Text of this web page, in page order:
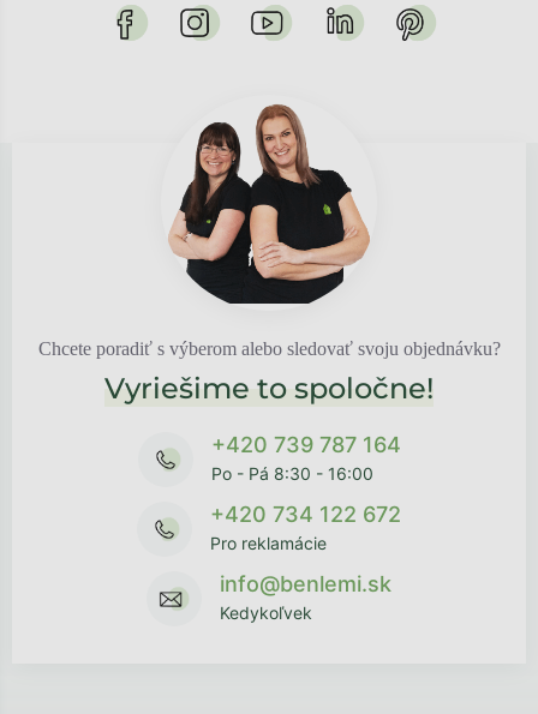
Chcete poradiť s výberom alebo sledovať svoju objednávku?
Vyriešime to spoločne!
+420 739 787 164
Po - Pá 8:30 - 16:00
+420 734 122 672
Pro reklamácie
info@benlemi.sk
Kedykoľvek